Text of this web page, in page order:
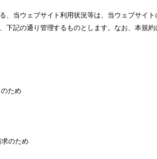
当ウェブサイト利用状況等は、当ウェブサイ
記の通り管理するものとします。なお、本規
ため
のため